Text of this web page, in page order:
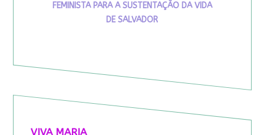
FEMINISTA PARA A SUSTENTAÇÃO DA VIDA
DE SALVADOR
VIVA MARIA